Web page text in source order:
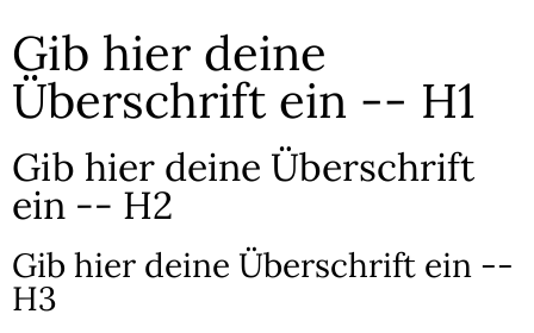
Gib hier deine
Überschrift ein -- H1
Gib hier deine Überschrift
ein -- H2
Gib hier deine Überschrift ein --
H3